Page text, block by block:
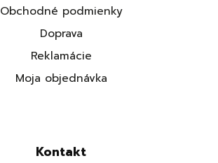
Obchodné podmienky
Doprava
Reklamácie
Moja objednávka
Kontakt